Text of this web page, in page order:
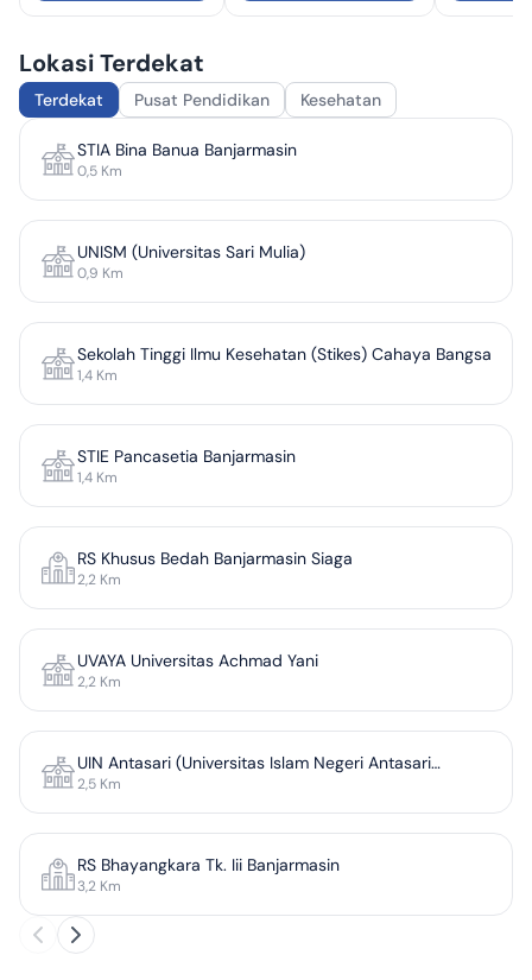
Lokasi Terdekat
Terdekat Pusat Pendidikan Kesehatan
STIA Bina Banua Banjarmasin
0,5 Km
UNISM (Universitas Sari Mulia)
0,9 Km
Sekolah Tinggi Ilmu Kesehatan (Stikes) Cahaya Bangsa
1,4 Km
STIE Pancasetia Banjarmasin
1,4 Km
RS Khusus Bedah Banjarmasin Siaga
2,2 Km
UVAYA Universitas Achmad Yani
2,2 Km
UIN Antasari (Universitas Islam Negeri Antasari
Banjarmasin) Kampus I
2,5 Km
RS Bhayangkara Tk. Iii Banjarmasin
3,2 Km